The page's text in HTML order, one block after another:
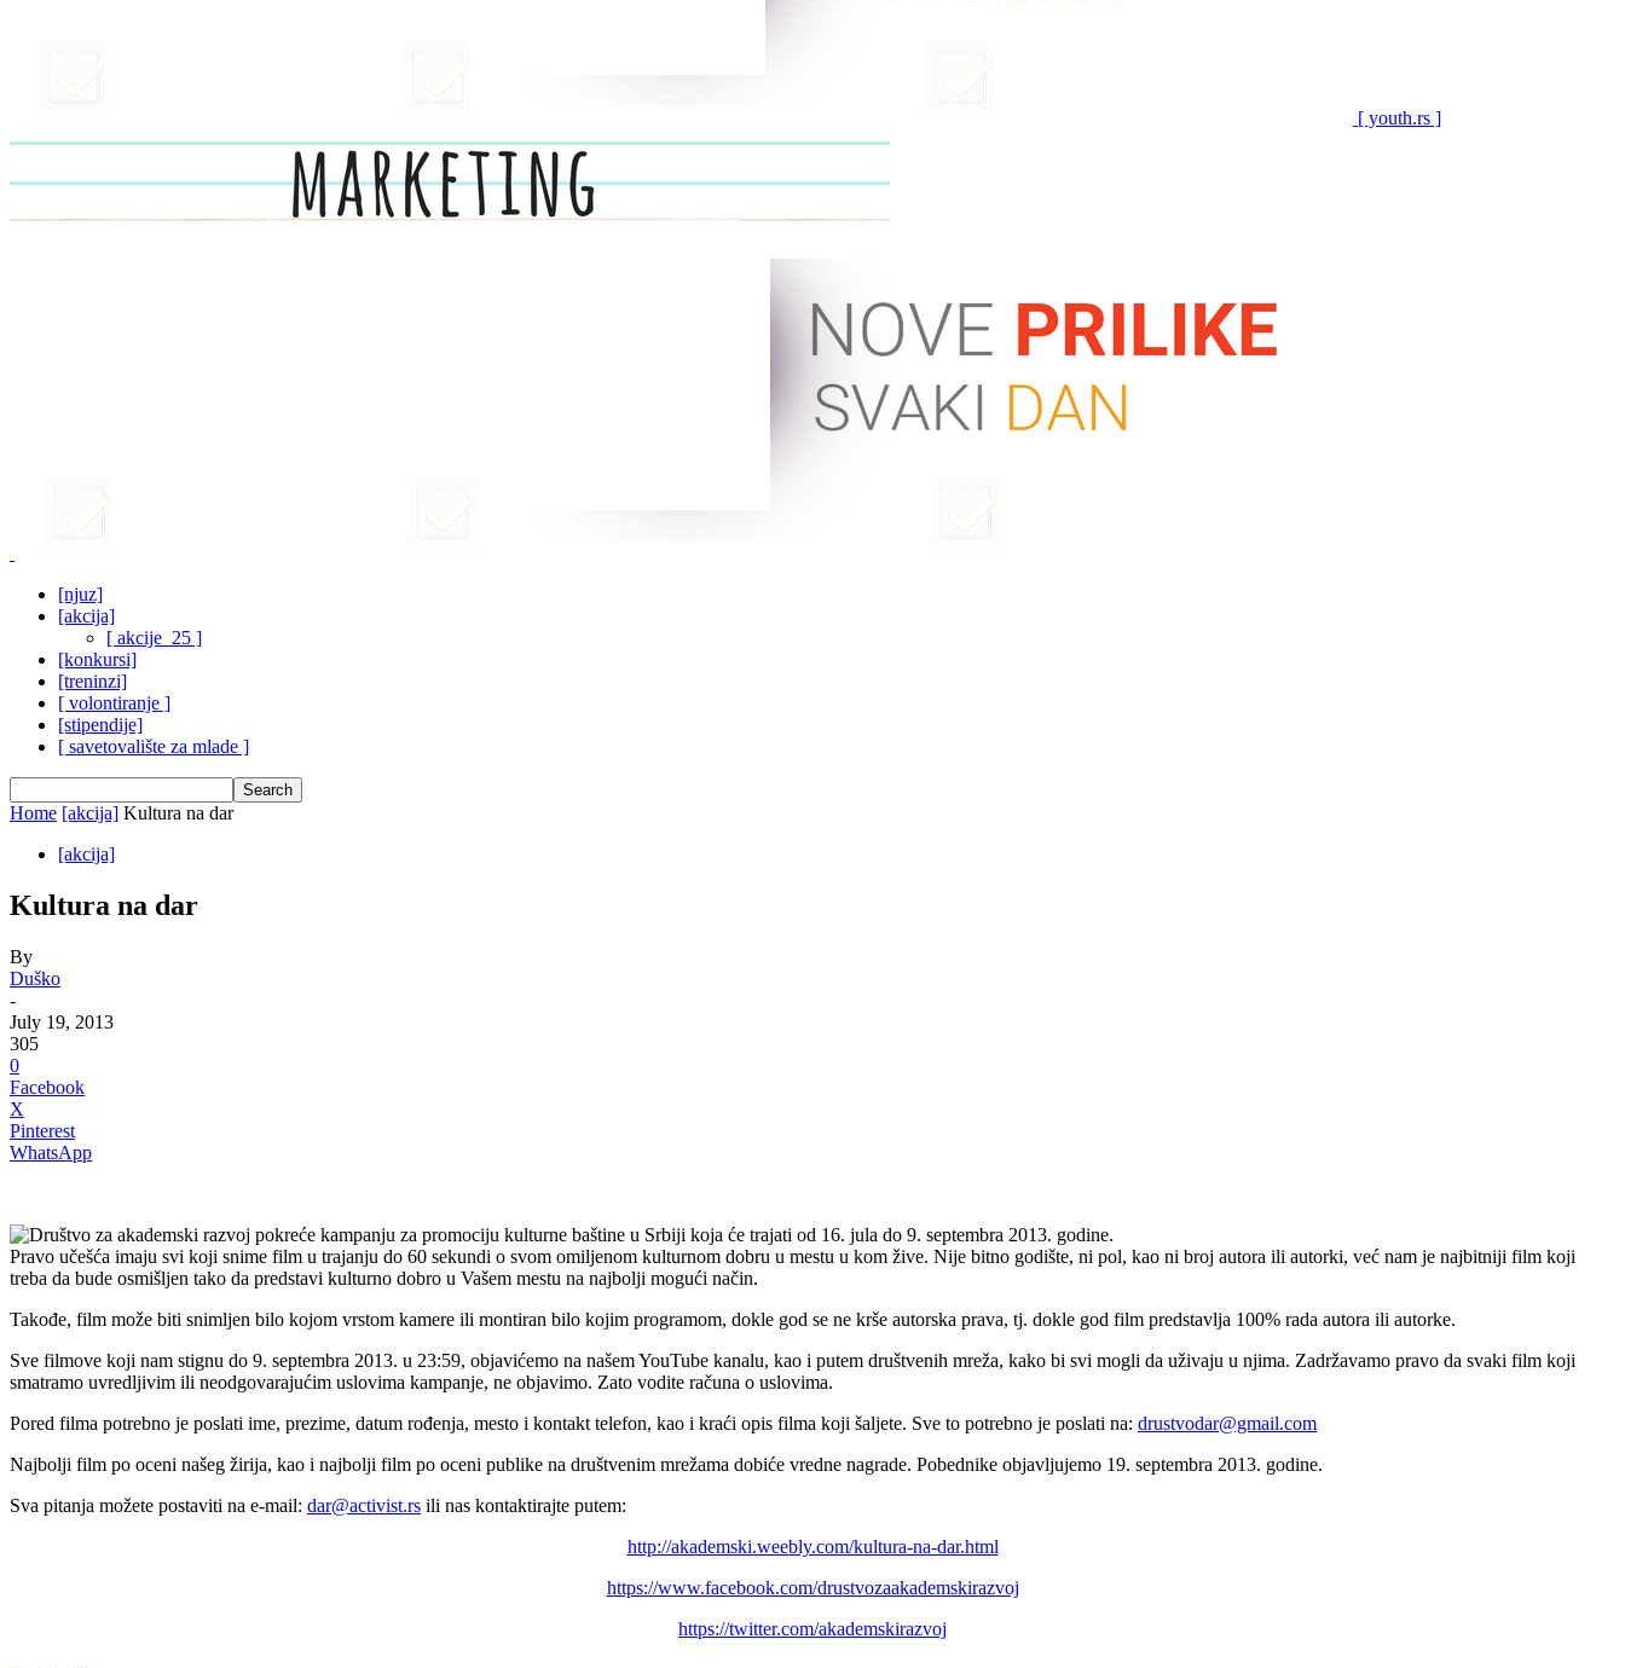
[ youth.rs ]
[njuz]
[akcija]
[ akcije_25 ]
[konkursi]
[treninzi]
[ volontiranje ]
[stipendije]
[ savetovalište za mlade ]
Home [akcija] Kultura na dar
[akcija]
Kultura na dar
By
Duško
-
July 19, 2013
305
0
Facebook
X
Pinterest
WhatsApp
Društvo za akademski razvoj pokreće kampanju za promociju kulturne baštine u Srbiji koja će trajati od 16. jula do 9. septembra 2013. godine.
Pravo učešća imaju svi koji snime film u trajanju do 60 sekundi o svom omiljenom kulturnom dobru u mestu u kom žive. Nije bitno godište, ni pol, kao ni broj autora ili autorki, već nam je najbitniji film koji
treba da bude osmišljen tako da predstavi kulturno dobro u Vašem mestu na najbolji mogući način.
Takođe, film može biti snimljen bilo kojom vrstom kamere ili montiran bilo kojim programom, dokle god se ne krše autorska prava, tj. dokle god film predstavlja 100% rada autora ili autorke.
Sve filmove koji nam stignu do 9. septembra 2013. u 23:59, objavićemo na našem YouTube kanalu, kao i putem društvenih mreža, kako bi svi mogli da uživaju u njima. Zadržavamo pravo da svaki film koji
smatramo uvredljivim ili neodgovarajućim uslovima kampanje, ne objavimo. Zato vodite računa o uslovima.
Pored filma potrebno je poslati ime, prezime, datum rođenja, mesto i kontakt telefon, kao i kraći opis filma koji šaljete. Sve to potrebno je poslati na: drustvodar@gmail.com
Najbolji film po oceni našeg žirija, kao i najbolji film po oceni publike na društvenim mrežama dobiće vredne nagrade. Pobednike objavljujemo 19. septembra 2013. godine.
Sva pitanja možete postaviti na e-mail: dar@activist.rs ili nas kontaktirajte putem:
http://akademski.weebly.com/kultura-na-dar.html
https://www.facebook.com/drustvozaakademskirazvoj
https://twitter.com/akademskirazvoj